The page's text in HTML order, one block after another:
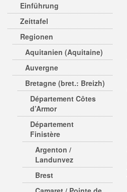
Einführung
Zeittafel
Regionen
Aquitanien (Aquitaine)
Auvergne
Bretagne (bret.: Breizh)
Département Côtes
d’Armor
Département
Finistère
Argenton /
Landunvez
Brest